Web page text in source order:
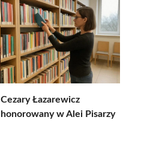
Cezary Łazarewicz
honorowany w Alei Pisarzy